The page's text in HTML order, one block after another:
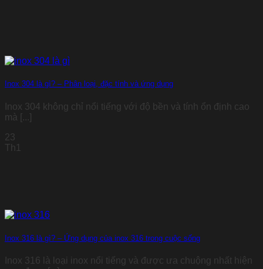
Inox 304 là gì? – Phân loại, đặc tính và ứng dụng
Inox 304 không chỉ nổi tiếng với độ bền và tính ổn định cao
mà [...]
23
Th1
Inox 316 là gì? – Ứng dụng của inox 316 trong cuộc sống
Inox 316 là loại inox nổi tiếng và được ưa chuộng nhất hiện